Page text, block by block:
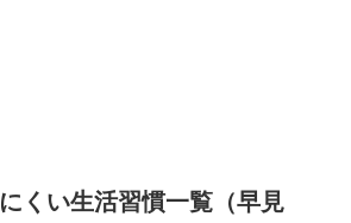
くい生活習慣一覧（早見